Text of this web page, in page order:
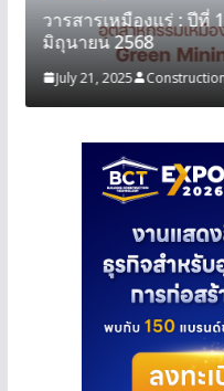
วารสารเหมืองแร่ : ปี
มิถุนายน 2568
July 21, 2025